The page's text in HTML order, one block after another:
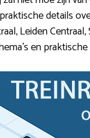
details
Leiden
en